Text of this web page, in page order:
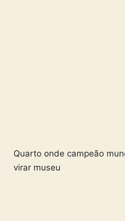
Quarto onde campeão
virar museu